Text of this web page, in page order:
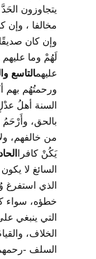
يتجاوزون
مخالفا ، وإن
وإن كان
لَهُمْ وما
عليهمالتاسع
ورحمتُهُم بهم
السنة أهلُ
بالحق، وأَرْحَمُ
من خالفهم،
يَكُنْ كافرا
السائغ لا
الذي
خطؤه، سواء
التي ينبغي
الخلاف،
السلف -